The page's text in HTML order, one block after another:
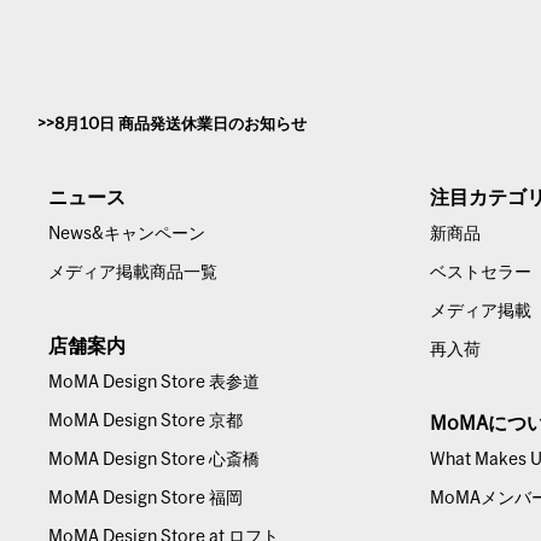
8月10日 商品発送休業日のお知らせ
ニュース
News&キャンペーン
メディア掲載商品一覧
店舗案内
MoMA Design Store 表参道
MoMA Design Store 京都
MoMA Design Store 心斎橋
MoMA Design Store 福岡
MoMA Design Store at ロフト
注目カテゴ
新商品
ベストセラー
メディア掲載
再入荷
MoMAにつ
What Makes
MoMAメンバ